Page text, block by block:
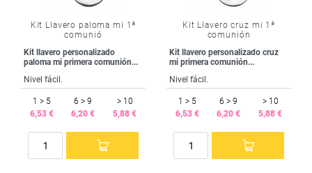
Kit Llavero paloma mi 1ª
comunió
Kit llavero personalizado
paloma mi primera comunión...
Nivel fácil.
1 > 5
6,53 €
6 > 9
6,20 €
> 10
5,88 €
Kit Llavero cruz mi 1ª
comunión
Kit llavero personalizado cruz
mi primera comunión...
Nivel fácil.
1 > 5
6,53 €
6 > 9
6,20 €
> 10
5,88 €